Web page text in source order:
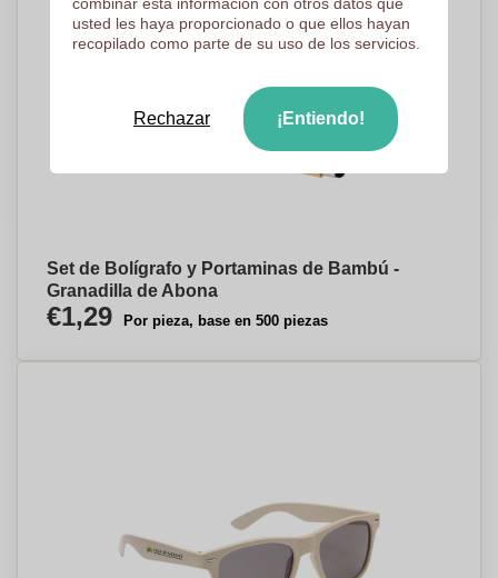
Set de Bolígrafo y Portaminas de Bambú -
Granadilla de Abona
€1,29 Por pieza, base en 500 piezas
usted les haya proporcionado o que ellos hayan
recopilado como parte de su uso de los servicios.
Rechazar ¡Entiendo!